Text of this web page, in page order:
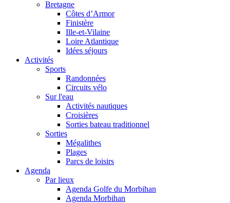
Bretagne
Côtes d’Armor
Finistère
Ille-et-Vilaine
Loire Atlantique
Idées séjours
Activités
Sports
Randonnées
Circuits vélo
Sur l'eau
Activités nautiques
Croisières
Sorties bateau traditionnel
Sorties
Mégalithes
Plages
Parcs de loisirs
Agenda
Par lieux
Agenda Golfe du Morbihan
Agenda Morbihan